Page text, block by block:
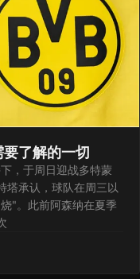
了解的一切
，于周日迎战多特蒙
塔承认，球队在周三以
"。此前阿森纳在夏季